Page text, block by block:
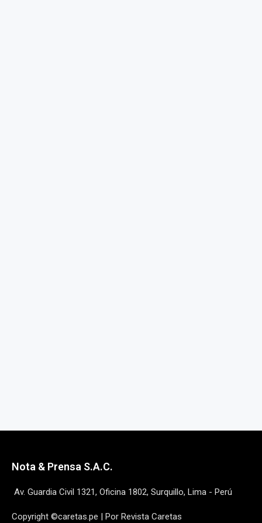
Nota & Prensa S.A.C.
Av. Guardia Civil 1321, Oficina 1802, Surquillo, Lima - Perú
Copyright ©caretas.pe | Por Revista Caretas